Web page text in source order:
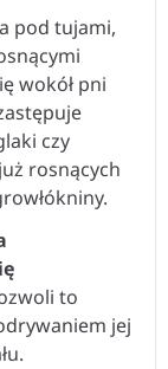
pod tujami,
wokół pni
czy
rosnących
to
jej